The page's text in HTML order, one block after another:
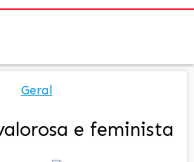
Geral
e feminista